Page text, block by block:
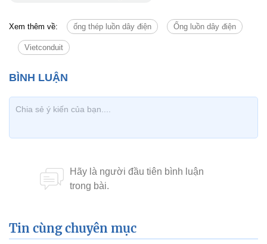
Xem thêm về: ống thép luồn dây điện Ống luồn dây điện
Vietconduit
Tin cùng chuyên mục